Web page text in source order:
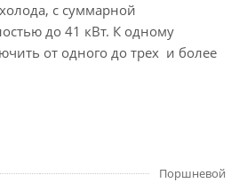
с суммарной
до 41 кВт. К одному
от одного до трех и более
Поршневой